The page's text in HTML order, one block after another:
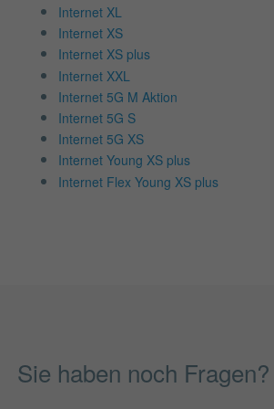
Internet XL
Internet XS
Internet XS plus
Internet XXL
Internet 5G M Aktion
Internet 5G S
Internet 5G XS
Internet Young XS plus
Internet Flex Young XS plus
Sie haben noch Fragen?